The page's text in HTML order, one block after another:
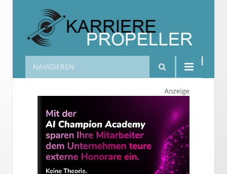
Karrierepropeller
NAVIGIEREN